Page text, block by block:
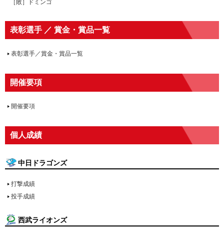
［敗］ドミンゴ
表彰選手 ／ 賞金・賞品一覧
表彰選手／賞金・賞品一覧
開催要項
開催要項
個人成績
中日ドラゴンズ
打撃成績
投手成績
西武ライオンズ